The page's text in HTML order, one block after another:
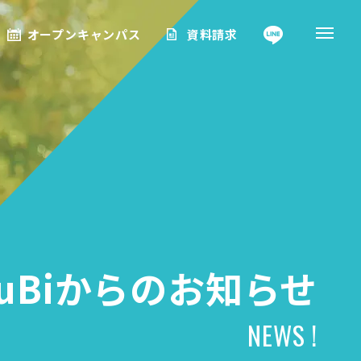
オープンキャンパス 資料請求
からのお知らせ
NEWS !